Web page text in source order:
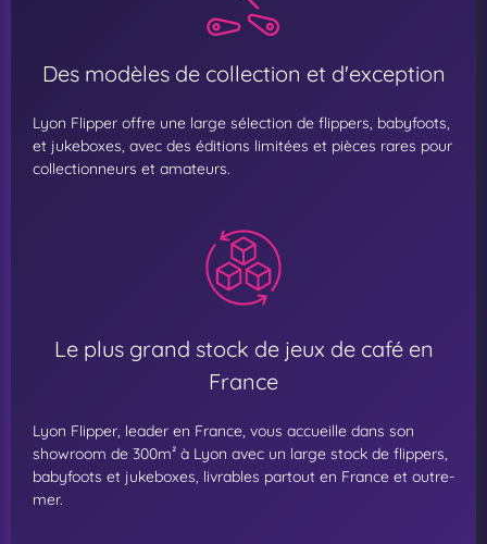
Des modèles de collection et d'exception
Lyon Flipper offre une large sélection de flippers, babyfoots,
et jukeboxes, avec des éditions limitées et pièces rares pour
collectionneurs et amateurs.
Le plus grand stock de jeux de café en
France
Lyon Flipper, leader en France, vous accueille dans son
showroom de 300m² à Lyon avec un large stock de flippers,
babyfoots et jukeboxes, livrables partout en France et outre-
mer.